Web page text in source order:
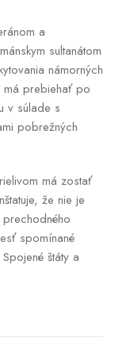
a
sultanátom
námorných
má prebiehať po
v súlade s
pobrežných
má zostať
že nie je
spomínané
štáty a